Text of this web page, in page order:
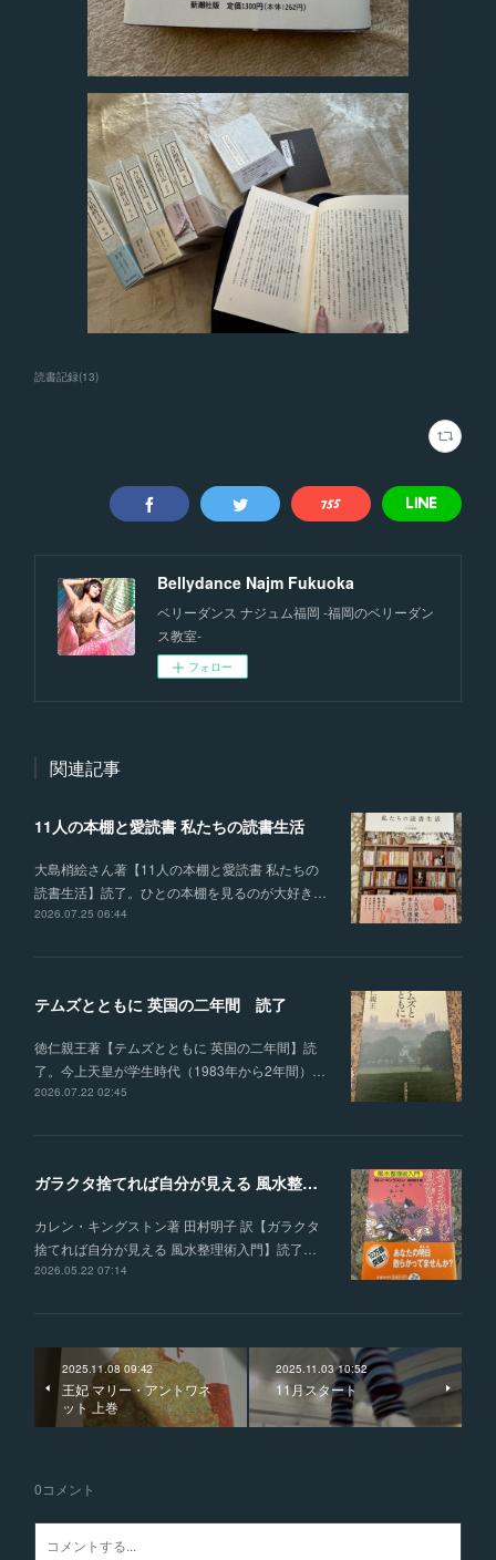
読書記録(13)
Bellydance Najm Fukuoka
ベリーダンス ナジュム福岡 -福岡のベリーダン
ス教室-
フォロー
関連記事
11人の本棚と愛読書 私たちの読書生活
大島梢絵さん著【11人の本棚と愛読書 私たちの
読書生活】読了。ひとの本棚を見るのが大好き…
2026.07.25 06:44
テムズとともに 英国の二年間 読了
徳仁親王著【テムズとともに 英国の二年間】読
了。今上天皇が学生時代（1983年から2年間）…
2026.07.22 02:45
ガラクタ捨てれば自分が見える 風水整理術入門
カレン・キングストン著 田村明子 訳【ガラクタ
捨てれば自分が見える 風水整理術入門】読了…
2026.05.22 07:14
2025.11.08 09:42
王妃 マリー・アントワネ
ット 上巻
2025.11.03 10:52
11月スタート
0コメント